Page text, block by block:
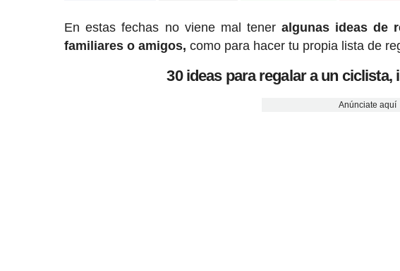
En estas fechas no viene mal teneralgunas ideas de
familiares o amigos,como para hacer tu propia lista de
30 ideas para regalar a un
Anúnciate aquí